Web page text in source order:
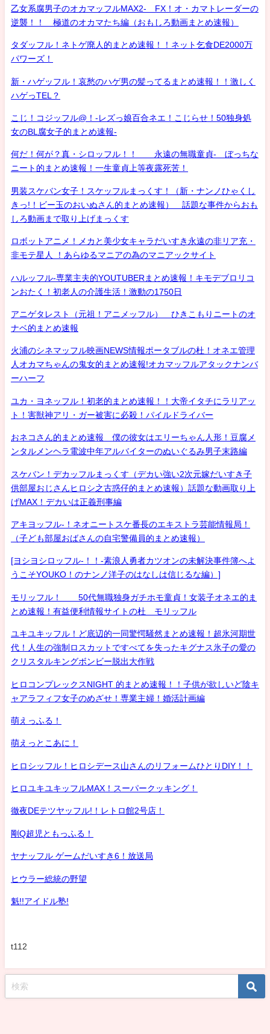
乙女系腐男子のオカマッフルMAX2- FX！オ・カマトレーダーの
逆襲！！ 極道のオカマたち編（おもしろ動画まとめ速報）
タダッフル！ネトゲ廃人的まとめ速報！！ネット乞食DE2000万
パワーズ！
新・ハゲッフル！哀愁のハゲ男の髪ってるまとめ速報！！激しく
ハゲっTEL？
こじ！コジッフル@！-レズっ娘百合ネエ！こじらせ！50独身処
女のBL腐女子的まとめ速報-
何だ！何が？真・シロッフル！！ 永遠の無職童貞- ぼっちな
ニート的まとめ速報！一生童貞上等夜露死苦！
男装スケバン女子！スケッフルまっくす！（新・ナンノひゃくし
きっ!！ビー玉のおいぬさん的まとめ速報） 話題な事件からおも
しろ動画まで取り上げまっくす
ロボットアニメ！メカと美少女キャラだいすき永遠の非リア充・
非モテ星人 ！あらゆるマニアの為のマニアックサイト
ハルッフル-専業主夫的YOUTUBERまとめ速報！キモデブロリコ
ンおたく！初老人の介護生活！激動の1750日
アニゲタレスト（元祖！アニメッフル） ひきこもりニートのオ
ナベ的まとめ速報
火浦のシネマッフル映画NEWS情報ポータブルの杜！オネエ管理
人オカマちゃんの鬼女的まとめ速報!オカマッフルアタックナンバ
ーハーフ
ユカ・ヨネッフル！初老的まとめ速報！！大帝イタチにラリアッ
ト！害獣神アリ・ガー被害に必殺！パイルドライバー
おネコさん的まとめ速報 僕の彼女はエリーちゃん人形！豆腐メ
ンタルメンヘラ電波中年アルバイターのぬいぐるみ男子末路編
スケバン！デカッフルまっくす（デカい強い2次元嫁だいすき子
供部屋おじさんヒロシ之古惑仔的まとめ速報）話題な動画取り上
げMAX！デカいは正義刑事編
アキヨッフル-！ネオニートスケ番長のエキストラ芸能情報局！
（子ども部屋おばさんの自宅警備員的まとめ速報）
[ヨシヨシロッフル-！！-素浪人勇者カツオンの未解決事件簿へよ
うこそYOUKO！のナンノ洋子のはなしは信じるな編）]
モリッフル！ 50代無職独身ガチホモ童貞！女装子オネエ的ま
とめ速報！有益便利情報サイトの杜 モリッフル
ユキユキッフル！ど底辺的一同驚愕騒然まとめ速報！超氷河期世
代！人生の強制ロスカットですべてを失ったキグナス氷子の愛の
クリスタルキングボンビー脱出大作戦
ヒロコンプレックスNIGHT 的まとめ速報！！子供が欲しいど陰キ
ャアラフィフ女子のめざせ！専業主婦！婚活計画編
萌えっふる！
萌えっとこあに！
ヒロシッフル！ヒロシデース山さんのリフォームひとりDIY！！
ヒロユキユキッフルMAX！スーパークッキング！
徹夜DEテツヤッフル!！レトロ館2号店！
剛Q超児ともっふる！
ヤナッフル ゲームだいすき6！放送局
ヒウラー総統の野望
魁!!アイドル塾!
t112